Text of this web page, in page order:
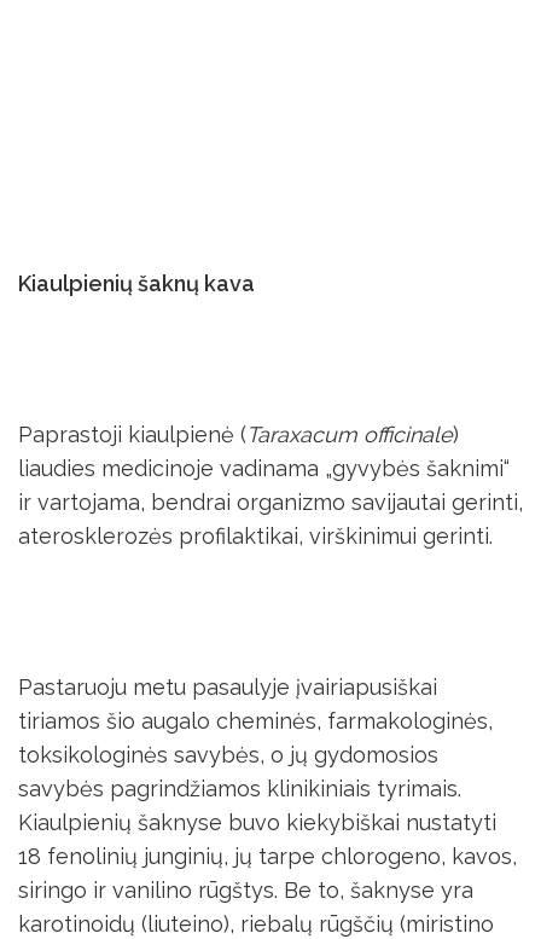
Kiaulpienių šaknų kava
Paprastoji kiaulpienė (Taraxacum officinale)
liaudies medicinoje vadinama „gyvybės šaknimi“
ir vartojama, bendrai organizmo savijautai gerinti,
aterosklerozės profilaktikai, virškinimui gerinti.
Pastaruoju metu pasaulyje įvairiapusiškai
tiriamos šio augalo cheminės, farmakologinės,
toksikologinės savybės, o jų gydomosios
savybės pagrindžiamos klinikiniais tyrimais.
Kiaulpienių šaknyse buvo kiekybiškai nustatyti
18 fenolinių junginių, jų tarpe chlorogeno, kavos,
siringo ir vanilino rūgštys. Be to, šaknyse yra
karotinoidų (liuteino), riebalų rūgščių (miristino